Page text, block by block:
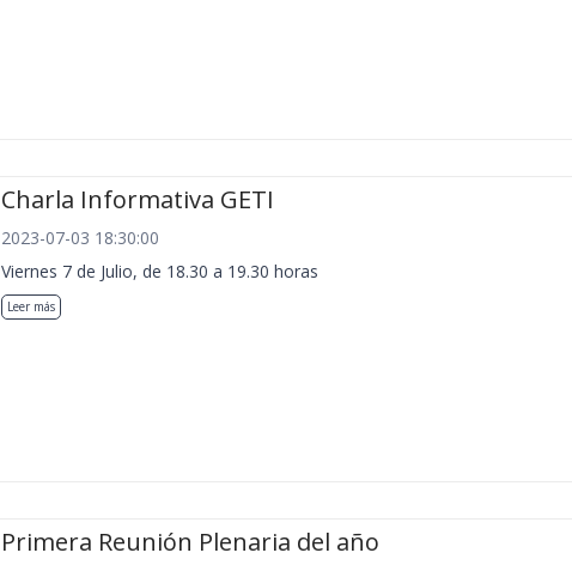
Charla Informativa GETI
2023-07-03 18:30:00
Viernes 7 de Julio, de 18.30 a 19.30 horas
Leer más
Primera Reunión Plenaria del año